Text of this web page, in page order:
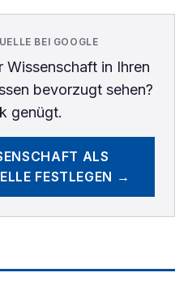
BEI GOOGLE
Wissenschaftin Ihren
bevorzugt sehen?
genügt.
ALS
FESTLEGEN →